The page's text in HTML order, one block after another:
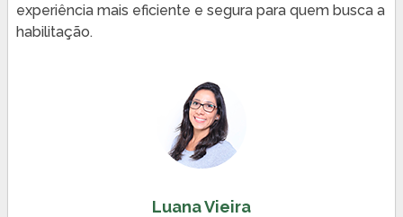
experiência mais eficiente e segura para quem busca a
habilitação.
Luana Vieira